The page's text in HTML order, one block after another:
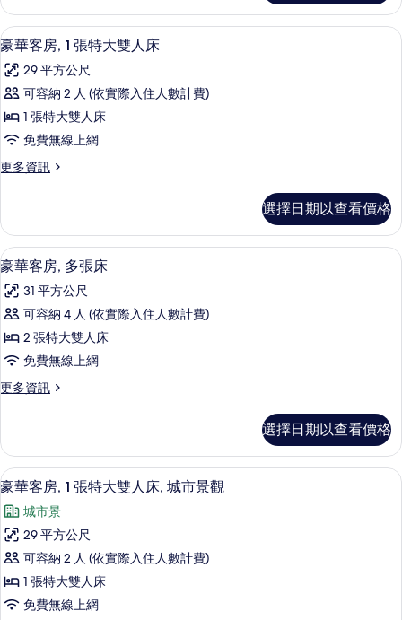
有
相
片
Deluxe
Room
的
情
顯
示
豪
華
客
房,
1
特
大
雙
人
床
的
所
有
高級寢具、客房內保險箱、書桌、筆
9
豪華客房, 1 張特大雙人床
29 平方公尺
可容納 2 人 (依實際入住人數計費)
1 張特大雙人床
免費無線上網
更多資訊
更
客
房,
1
特
大
人
床
詳
選擇日期以查看價格
顯
示
豪
華
客
房,
多
床
的
所
有
相
片
高級寢具、客房內保險箱、書桌、筆
13
豪華客房, 多張床
31 平方公尺
可容納 4 人 (依實際入住人數計費)
2 張特大雙人床
免費無線上網
更多資訊
更
客
房,
多
床
的
情
選擇日期以查看價格
顯
示
豪
華
客
房,
高級寢具、客房內保險箱、書桌、筆
11
豪華客房, 1 張特大雙人床, 城市景觀
城市景
29 平方公尺
可容納 2 人 (依實際入住人數計費)
1 張特大雙人床
免費無線上網